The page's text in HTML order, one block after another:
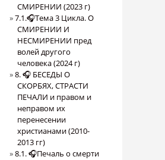
СМИРЕНИИ (2023 г)
7.1.🎧Тема 3 Цикла. О
СМИРЕНИИ И
НЕСМИРЕНИИ пред
волей другого
человека (2024 г)
8. 🎧 БЕСЕДЫ О
СКОРБЯХ, СТРАСТИ
ПЕЧАЛИ и правом и
неправом их
перенесении
христианами (2010-
2013 гг)
8.1. 🎧Печаль о смерти